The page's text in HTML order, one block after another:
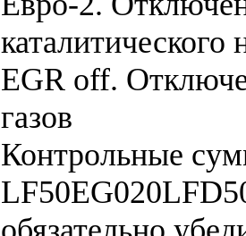
каталитического
EGR off.
газов
Контрольные